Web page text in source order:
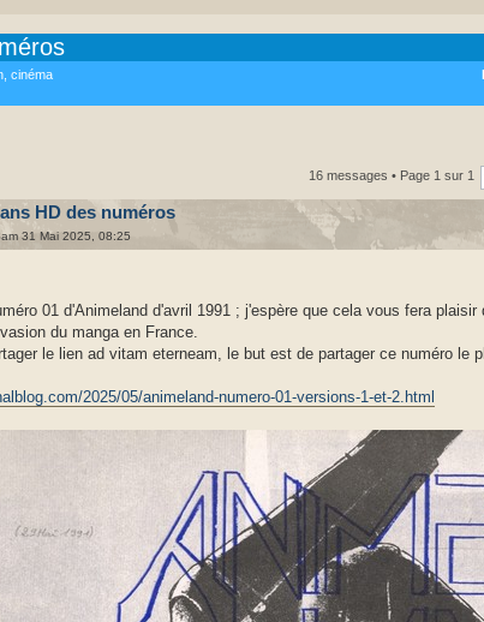
cinéma
16 messages • Page 1 sur 1
HD des numéros
31 Mai 2025, 08:25
01 d'Animeland d'avril 1991 ; j'espère que cela vous fera plaisir
du manga en France.
le lien ad vitam eterneam, le but est de partager ce numéro le
2025/05/animeland-numero-01-versions-1-et-2.html